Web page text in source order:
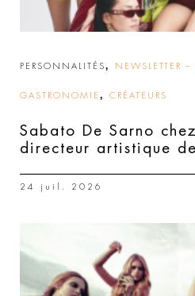
PERSONNALITÉS, NEWSLETTER
GASTRONOMIE , CRÉATEURS
Sabato De Sarno
directeur artistique
24 juil. 2026